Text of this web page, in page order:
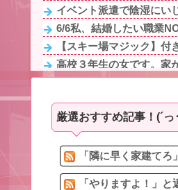
イベント派遣で陰湿にい
6/6私、結婚したい職業
【スキー場マジック】
高校３年生の女です。家
放置子が「近所のイオン
軽度のアレルギーを「わ
イベント派遣で陰湿にい
未だに夫が奨学金を背
厳選おすすめ記事！(´
「隣に早く家建て
「やりますよ！」